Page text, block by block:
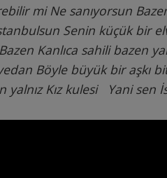
mi Ne sanıyorsun
Senin küçük bir
Bazen Kanlıca sahili bazen
Böyle büyük bir aşkı
yalnız Kız kulesi
Yani sen